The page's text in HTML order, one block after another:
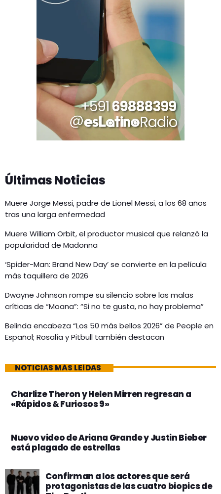
Últimas Noticias
Muere Jorge Messi, padre de Lionel Messi, a los 68 años
tras una larga enfermedad
Muere William Orbit, el productor musical que relanzó la
popularidad de Madonna
‘Spider-Man: Brand New Day’ se convierte en la película
más taquillera de 2026
Dwayne Johnson rompe su silencio sobre las malas
críticas de “Moana”: “Si no te gusta, no hay problema”
Belinda encabeza “Los 50 más bellos 2026” de People en
Español; Rosalía y Pitbull también destacan
NOTICIAS MÁS LEÍDAS
Charlize Theron y Helen Mirren regresan a
«Rápidos & Furiosos 9»
Nuevo video de Ariana Grande y Justin Bieber
está plagado de estrellas
Confirman a los actores que será
protagonistas de las cuatro biopics de